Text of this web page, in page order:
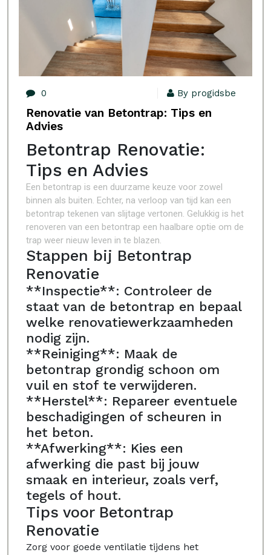
0 By progidsbe
Renovatie van Betontrap: Tips en
Advies
Betontrap Renovatie:
Tips en Advies
Een betontrap is een duurzame keuze voor zowel
binnen als buiten. Echter, na verloop van tijd kan een
betontrap tekenen van slijtage vertonen. Gelukkig is het
renoveren van een betontrap een haalbare optie om de
trap weer nieuw leven in te blazen.
Stappen bij Betontrap
Renovatie
**Inspectie**: Controleer de
staat van de betontrap en bepaal
welke renovatiewerkzaamheden
nodig zijn.
**Reiniging**: Maak de
betontrap grondig schoon om
vuil en stof te verwijderen.
**Herstel**: Repareer eventuele
beschadigingen of scheuren in
het beton.
**Afwerking**: Kies een
afwerking die past bij jouw
smaak en interieur, zoals verf,
tegels of hout.
Tips voor Betontrap
Renovatie
Zorg voor goede ventilatie tijdens het